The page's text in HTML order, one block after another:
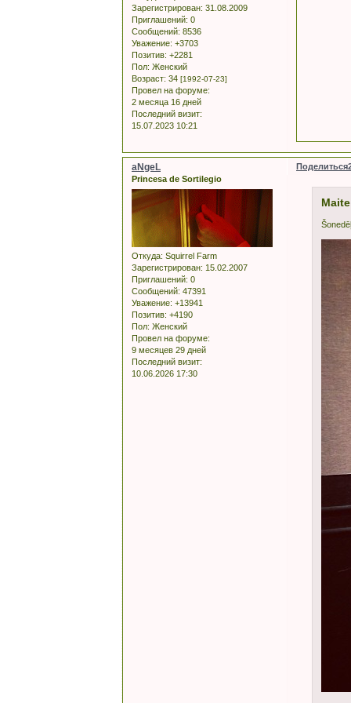
Зарегистрирован: 31.08.2009
Приглашений: 0
Сообщений: 8536
Уважение: +3703
Позитив: +2281
Пол: Женский
Возраст: 34 [1992-07-23]
Провел на форуме:
2 месяца 16 дней
Последний визит:
15.07.2023 10:21
Поделиться
aNgeL
Princesa de Sortilegio
Откуда: Squirrel Farm
Зарегистрирован: 15.02.2007
Приглашений: 0
Сообщений: 47391
Уважение: +13941
Позитив: +4190
Пол: Женский
Провел на форуме:
9 месяцев 29 дней
Последний визит:
10.06.2026 17:30